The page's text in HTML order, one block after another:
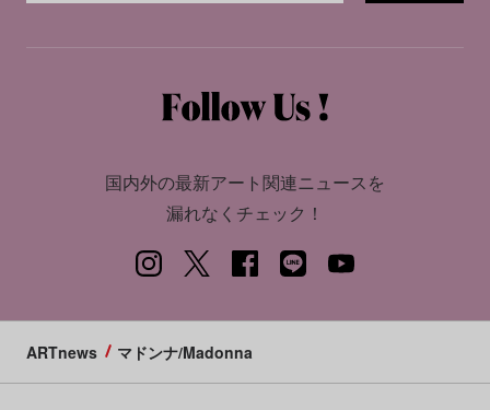
国内外の最新アート関連ニュースを
漏れなくチェック！
ARTnews マドンナ/Madonna